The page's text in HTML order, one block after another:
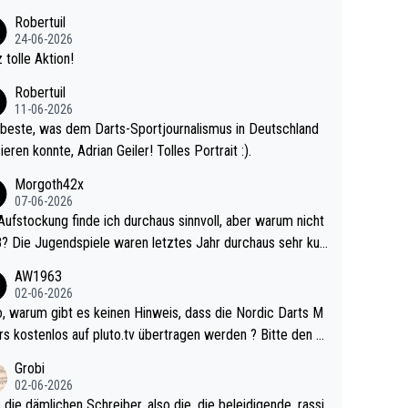
Da gewinnst keinen Blumentopf - ist ja n
eines Kreisligisten vs einem Bu
Robertuil
24-06-2026
tolle Aktion!
Robertuil
11-06-2026
was dem Darts-Sportjournalismus in Deutschland
konnte, Adrian Geiler! Tolles Portrait :).
Morgoth42x
07-06-2026
finde ich durchaus sinnvoll, aber warum nicht
sehr kur
Somit ändert die automatische Qualifikation des Weltm
nichts. Ich denke sie wollen damit für nächste
wenig WDF Turniere spielen. Dies war bei Archie Self l
Jahr der Fall. Er musste als amtierender Weltmeister d
AW1963
02-06-2026
M
kostenlos auf pluto.tv übertragen werden ? Bitte den A
Grobi
02-06-2026